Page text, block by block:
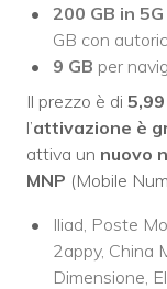
200 GB in
GB con
9 GB per
Il prezzo è di
l’attivazione è
attiva un nuovo
MNP (Mobile
Iliad, Poste
2appy, China
Dimensione,